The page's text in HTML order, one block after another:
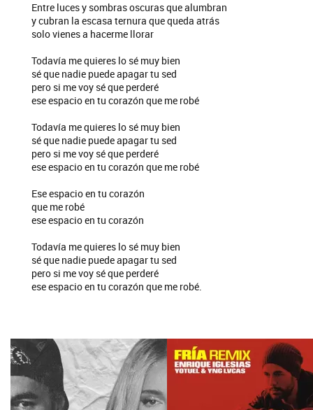
Entre luces y sombras oscuras que alumbran
y cubran la escasa ternura que queda atrás
solo vienes a hacerme llorar
Todavía me quieres lo sé muy bien
sé que nadie puede apagar tu sed
pero si me voy sé que perderé
ese espacio en tu corazón que me robé
Todavía me quieres lo sé muy bien
sé que nadie puede apagar tu sed
pero si me voy sé que perderé
ese espacio en tu corazón que me robé
Ese espacio en tu corazón
que me robé
ese espacio en tu corazón
Todavía me quieres lo sé muy bien
sé que nadie puede apagar tu sed
pero si me voy sé que perderé
ese espacio en tu corazón que me robé.